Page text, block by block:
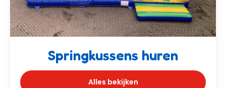
Springkussens huren
Alles bekijken